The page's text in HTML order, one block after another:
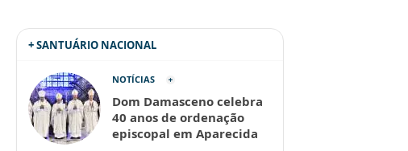
+ SANTUÁRIO NACIONAL
NOTÍCIAS
Dom Damasceno celebra
40 anos de ordenação
episcopal em Aparecida